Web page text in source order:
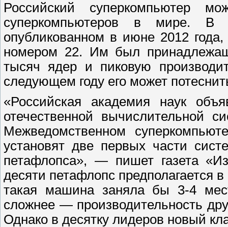
Российский суперкомпьютер
суперкомпьютеров в мире. В
опубликованном в июне 2012
номером 22. Им был
тысяч ядер и пиковую
следующем году его может
«Российская академия наук
отечественной вычислительной
Межведомственном
установят две первых части
петафлопса», — пишет газета
десяти петафлопс предполагается
такая машина заняла бы 3-4
сложнее — производительность
Однако в десятку лидеров новый